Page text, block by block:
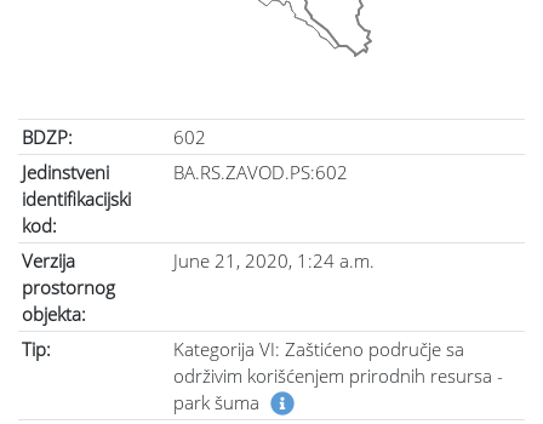
BDZP:
602
Jedinstveni
identifikacijski
kod:
BA.RS.ZAVOD.PS:602
Verzija
prostornog
objekta:
June 21, 2020, 1:24 a.m.
Tip:
Kategorija VI: Zaštićeno područje sa
održivim korišćenjem prirodnih resursa -
park šuma